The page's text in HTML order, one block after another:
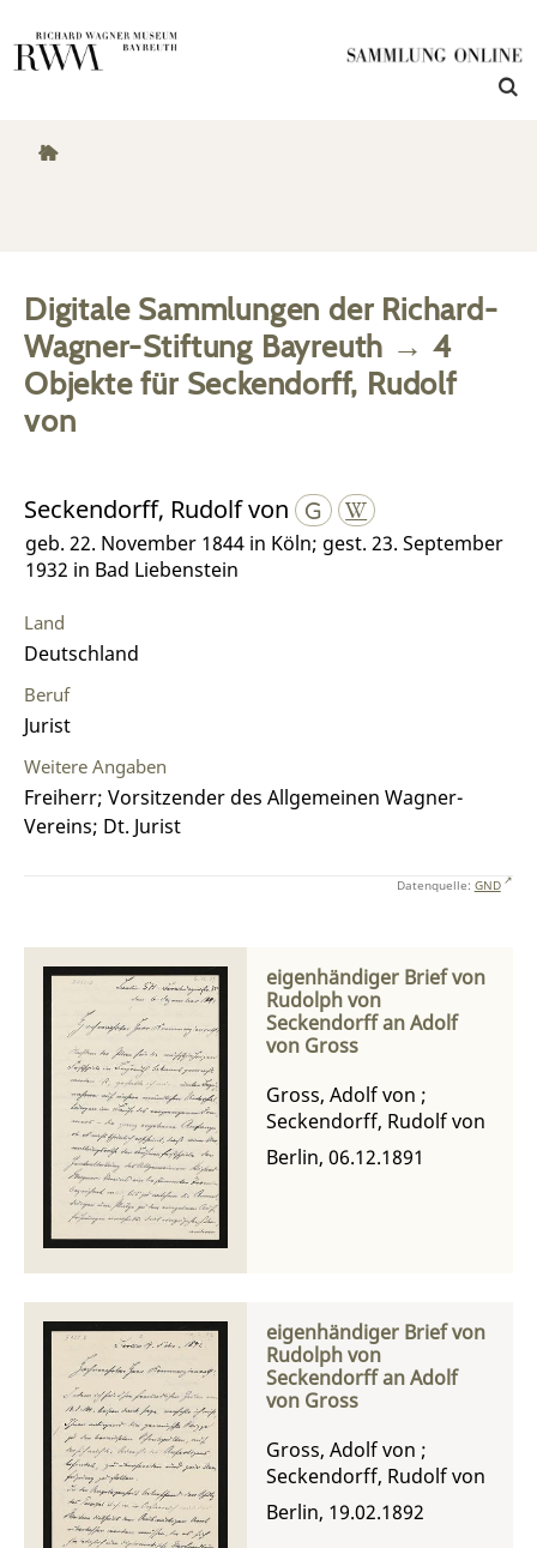
Digitale Sammlungen der Richard-
Wagner-Stiftung Bayreuth → 4
Objektefür Seckendorff, Rudolf
von
Seckendorff, Rudolf von
geb. 22. November 1844 in Köln; gest. 23. September
1932 in Bad Liebenstein
Land
Deutschland
Beruf
Jurist
Weitere Angaben
Freiherr; Vorsitzender des Allgemeinen Wagner-
Vereins; Dt. Jurist
Datenquelle: GND
eigenhändiger Brief von
Rudolph von
Seckendorff an Adolf
von Gross
Gross, Adolf von ;
Seckendorff, Rudolf von
Berlin, 06.12.1891
eigenhändiger Brief von
Rudolph von
Seckendorff an Adolf
von Gross
Gross, Adolf von ;
Seckendorff, Rudolf von
Berlin, 19.02.1892